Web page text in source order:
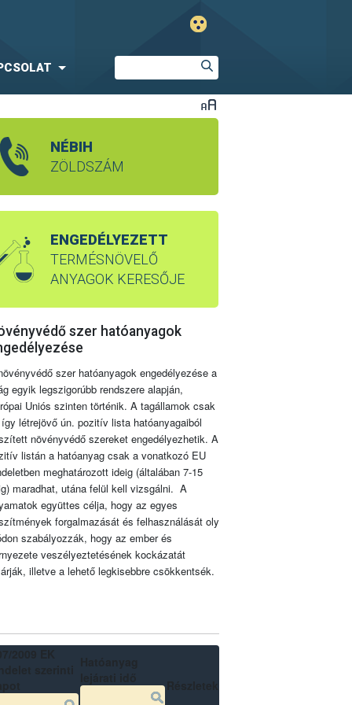
NÉBIH
ZÖLDSZÁM
ENGEDÉLYEZETT
TERMÉSNÖVELŐ
ANYAGOK KERESŐJE
szer hatóanyagok
szer hatóanyagok engedélyezése a
egyik legszigorúbb rendszere alapján,
Uniós szinten történik. A tagállamok csak
létrejövő ún. pozitív lista hatóanyagaiból
növényvédő szereket engedélyezhetik. A
listán a hatóanyag csak a vonatkozó EU
meghatározott ideig (általában 7-15
maradhat, utána felül kell vizsgálni. A
együttes célja, hogy az egyes
forgalmazását és felhasználását oly
szabályozzák, hogy az ember és
veszélyeztetésének kockázatát
illetve a lehető legkisebbre csökkentsék.